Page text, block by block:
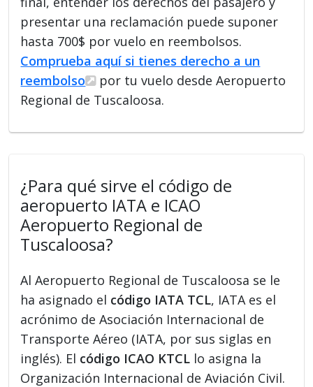
presentar una reclamación puede suponer
hasta 700$ por vuelo en reembolsos.
Comprueba aquí si tienes derecho a un
reembolso
por tu vuelo desde Aeropuerto
Regional de Tuscaloosa.
¿Para qué sirve el código de
aeropuerto IATA e ICAO
Aeropuerto Regional de
Tuscaloosa?
Al Aeropuerto Regional de Tuscaloosa se le
ha asignado el código IATA TCL, IATA es el
acrónimo de Asociación Internacional de
Transporte Aéreo (IATA, por sus siglas en
inglés). El código ICAO KTCL lo asigna la
Organización Internacional de Aviación Civil.